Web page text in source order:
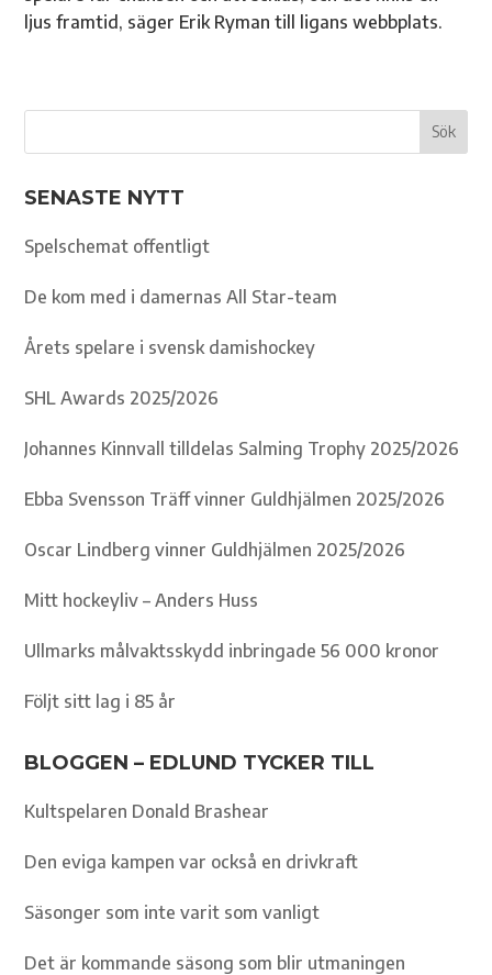
ljus framtid, säger Erik Ryman till ligans webbplats.
SENASTE NYTT
Spelschemat offentligt
De kom med i damernas All Star-team
Årets spelare i svensk damishockey
SHL Awards 2025/2026
Johannes Kinnvall tilldelas Salming Trophy 2025/2026
Ebba Svensson Träff vinner Guldhjälmen 2025/2026
Oscar Lindberg vinner Guldhjälmen 2025/2026
Mitt hockeyliv – Anders Huss
Ullmarks målvaktsskydd inbringade 56 000 kronor
Följt sitt lag i 85 år
BLOGGEN – EDLUND TYCKER TILL
Kultspelaren Donald Brashear
Den eviga kampen var också en drivkraft
Säsonger som inte varit som vanligt
Det är kommande säsong som blir utmaningen